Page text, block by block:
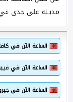
مدينة على حدى في
الساعة الآن في
الساعة الآن في
الساعة الآن في